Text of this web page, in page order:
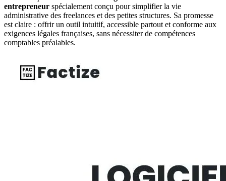
entrepreneur spécialement conçu pour simplifier la vie
administrative des freelances et des petites structures. Sa promesse
est claire : offrir un outil intuitif, accessible partout et conforme aux
exigences légales françaises, sans nécessiter de compétences
comptables préalables.